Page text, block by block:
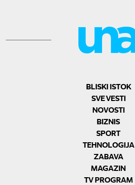
BLISKI ISTOK
SVE VESTI
NOVOSTI
BIZNIS
SPORT
TEHNOLOGIJA
ZABAVA
MAGAZIN
TV PROGRAM